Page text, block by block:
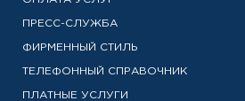
ПРЕСС-СЛУЖБА
ФИРМЕННЫЙ СТИЛЬ
ТЕЛЕФОННЫЙ СПРАВОЧНИК
ПЛАТНЫЕ УСЛУГИ